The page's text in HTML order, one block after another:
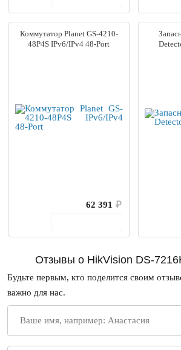
Коммутатор Planet GS-4210-
48P4S IPv6/IPv4 48-Port
62 391 ₽
Отзывы о HikVision DS-
Будьте первым, кто поделится своим
важно для нас.